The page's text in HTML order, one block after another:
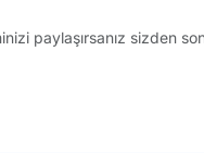
paylaşırsanız sizden